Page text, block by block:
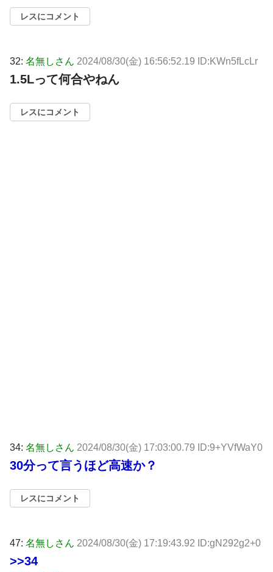
レスにコメント
32: 名無しさん 2024/08/30(金) 16:56:52.19 ID:KWn5fLcLr
1.5Lって何合やねん
レスにコメント
34: 名無しさん 2024/08/30(金) 17:03:00.79 ID:9+YVfWaY0
30分って言うほど高速か？
レスにコメント
47: 名無しさん 2024/08/30(金) 17:19:43.92 ID:gN292g2+0
>>34